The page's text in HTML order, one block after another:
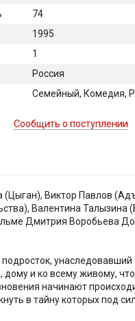
74
1995
1
Россия
Семейный, Комедия,
Сообщить о поступлении
(Цыган), Виктор Павлов
Валентина Талызина
Дмитрия Воробьева
подросток, унаследовавший
дому и ко всему живому, что
начинают
в тайну которых под